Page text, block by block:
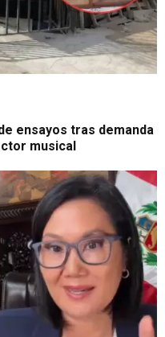
ensayos tras demanda
musical